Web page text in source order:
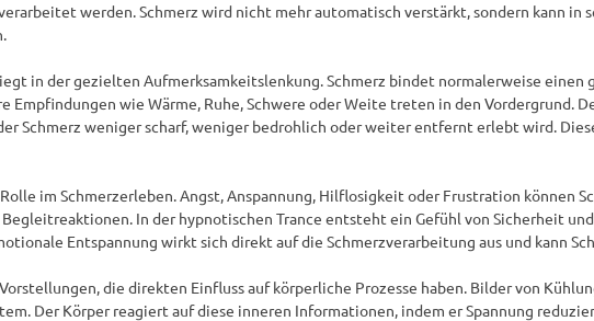
werden. Schmerz wird nicht mehr automatisch verstärkt, sondern kann in
in der gezielten Aufmerksamkeitslenkung. Schmerz bindet normalerweise einen
Empfindungen wie Wärme, Ruhe, Schwere oder Weite treten in den Vordergrund.
Schmerz weniger scharf, weniger bedrohlich oder weiter entfernt erlebt wird.
im Schmerzerleben. Angst, Anspannung, Hilflosigkeit oder Frustration können
In der hypnotischen Trance entsteht ein Gefühl von Sicherheit
Entspannung wirkt sich direkt auf die Schmerzverarbeitung aus und kann
die direkten Einfluss auf körperliche Prozesse haben. Bilder von
Der Körper reagiert auf diese inneren Informationen, indem er Spannung